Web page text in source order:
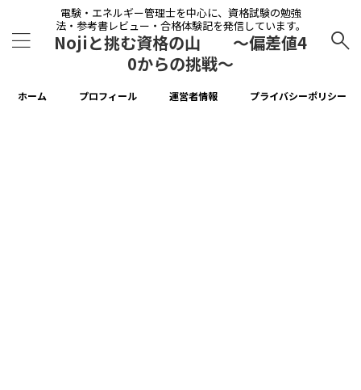
電験・エネルギー管理士を中心に、資格試験の勉強
法・参考書レビュー・合格体験記を発信しています。
Nojiと挑む資格の山 〜偏差値4
0からの挑戦〜
ホーム プロフィール 運営者情報 プライバシーポリシー